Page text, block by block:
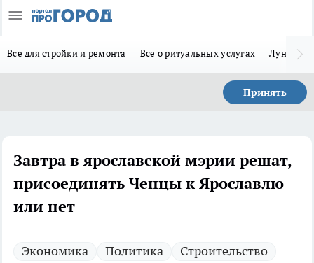
Все для стройки и ремонта Все о ритуальных услугах Лунно-
Принять
Завтра в ярославской мэрии решат,
присоединять Ченцы к Ярославлю
или нет
Экономика Политика Строительство